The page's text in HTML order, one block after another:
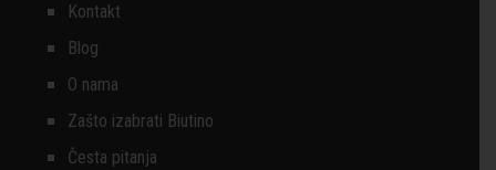
Kontakt
Blog
O nama
Zašto izabrati Biutino
Česta pitanja